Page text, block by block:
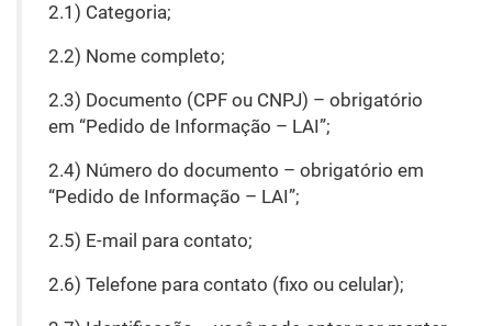
2.1) Categoria;
2.2) Nome completo;
2.3) Documento (CPF ou CNPJ) – obrigatório
em “Pedido de Informação – LAI”;
2.4) Número do documento – obrigatório em
“Pedido de Informação – LAI”;
2.5) E-mail para contato;
2.6) Telefone para contato (fixo ou celular);